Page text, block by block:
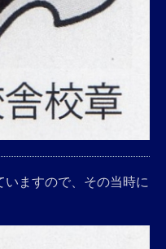
ますので、その当時に